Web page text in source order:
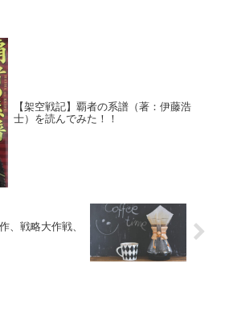
【架空戦記】覇者の系譜（著：伊藤浩
士）を読んでみた！！
、戦略大作戦、